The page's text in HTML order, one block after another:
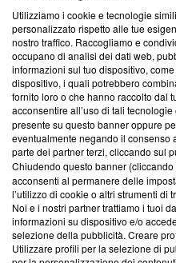
Questa sezione offre
News, sui nostri processi
creare news di qualità. Inoltre,
‘Trust Project - News with
ancora membro del
parte; Trust Project non ha
conformità agli standard.
Su di noi
Team editoriale
Corporate
Redazione
Utilizziamo i cookie e tecnologie
personalizzato rispetto alle tue
nostro traffico. Raccogliamo e
occupano di analisi dei dati web,
informazioni sul tuo dispositivo,
dispositivo, i quali potrebbero
fornito loro o che hanno raccolto dal
acconsentire all’uso di tali
presente su questo banner oppure
eventualmente negando il consenso
parte dei partner terzi, cliccando sul
Chiudendo questo banner
acconsenti al permanere delle
l’utilizzo di cookie o altri strumenti di
Noi e i nostri partner trattiamo i tuoi
informazioni su dispositivo e/o
selezione della pubblicità. Creare
Utilizzare profili per la selezione di